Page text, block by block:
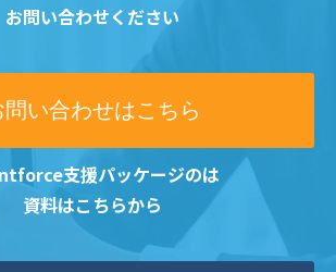
お問い合わせください
問い合わせはこちら
支援パッケージのは
資料はこちらから